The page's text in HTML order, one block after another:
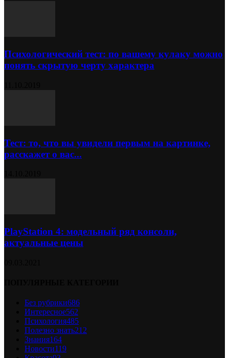
Психологический тест: по вашему кулаку можно
понять скрытую черту характера
Тест: то, что вы увидели первым на картинке,
расскажет о вас...
PlayStation 4: модельный ряд консоли,
актуальные цены
Без рубрики686
Интересное562
Психология485
Полезно знать212
Знания164
Новости119